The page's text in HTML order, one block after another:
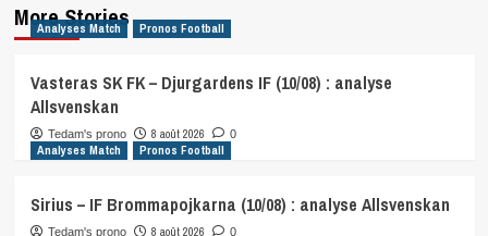
More Stories
Analyses Match Pronos Football
Vasteras SK FK – Djurgardens IF (10/08) : analyse
Allsvenskan
Tedam's prono 8 août 2026 0
Analyses Match Pronos Football
Sirius – IF Brommapojkarna (10/08) : analyse Allsvenskan
Tedam's prono 8 août 2026 0